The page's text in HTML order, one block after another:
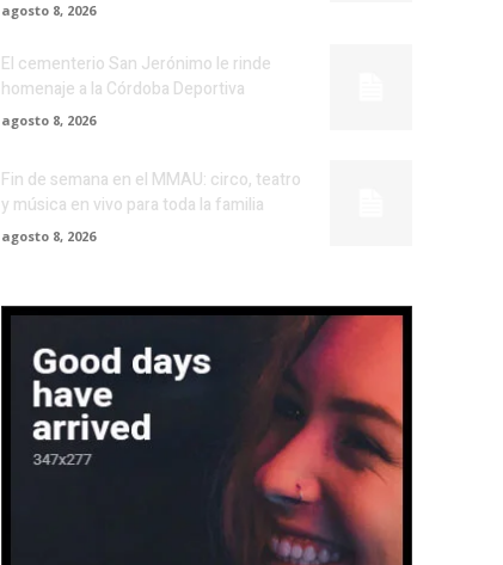
agosto 8, 2026
El cementerio San Jerónimo le rinde
homenaje a la Córdoba Deportiva
agosto 8, 2026
Fin de semana en el MMAU: circo, teatro
y música en vivo para toda la familia
agosto 8, 2026